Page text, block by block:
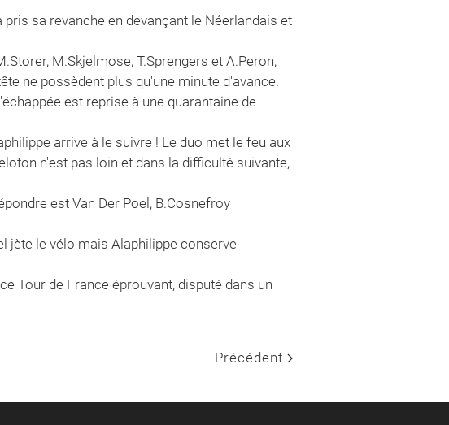
sa revanche en devançant le Néerlandais et
M.Skjelmose, T.Sprengers et A.Peron,
ne possèdent plus qu'une minute d'avance.
est reprise à une quarantaine de
arrive à le suivre ! Le duo met le feu aux
n'est pas loin et dans la difficulté suivante,
est Van Der Poel, B.Cosnefroy
jète le vélo mais Alaphilippe conserve
Tour de France éprouvant, disputé dans un
Précédent